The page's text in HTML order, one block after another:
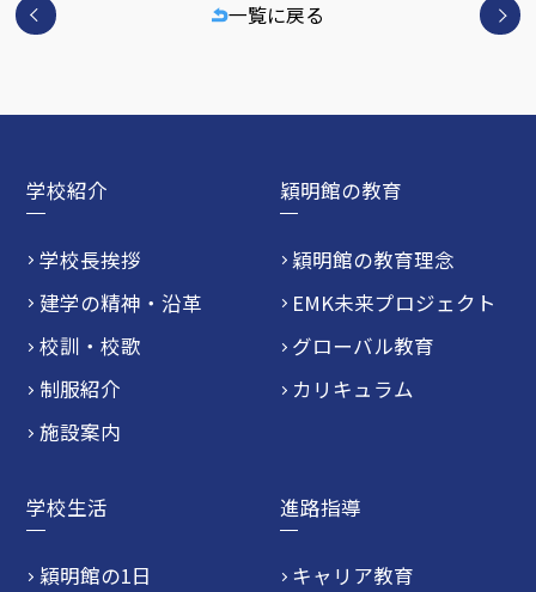
一覧に戻る
学校紹介
学校長挨拶
建学の精神・沿革
校訓・校歌
制服紹介
施設案内
穎明館の教育
穎明館の教育理念
EMK未来プロジェクト
グローバル教育
カリキュラム
学校生活
穎明館の1日
進路指導
キャリア教育